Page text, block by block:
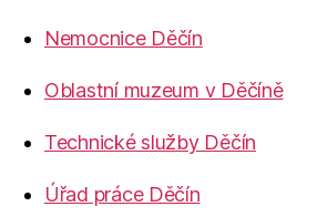
Nemocnice Děčín
Oblastní muzeum v Děčíně
Technické služby Děčín
Úřad práce Děčín